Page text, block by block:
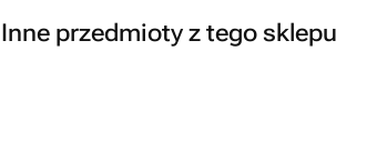
Inne przedmioty z tego sklepu